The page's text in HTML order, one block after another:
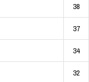
38
37
34
32